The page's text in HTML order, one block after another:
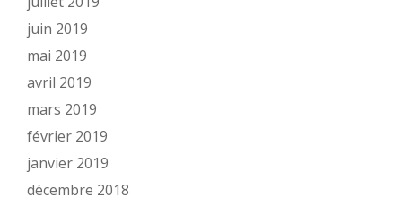
juin 2019
mai 2019
avril 2019
mars 2019
février 2019
janvier 2019
décembre 2018